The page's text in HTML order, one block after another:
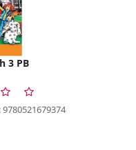
3 PB
9780521679374